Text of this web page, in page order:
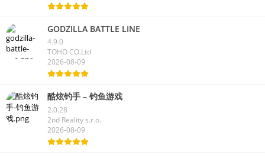
GODZILLA BATTLE LINE
4.9.0
TOHO CO.Ltd
2026-08-09
酷炫钓手 – 钓鱼游戏
2.0.28
2nd Reality s.r.o.
2026-08-09